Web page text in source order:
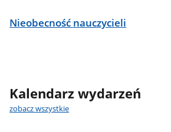
Nieobecność nauczycieli
Kalendarz wydarzeń
zobacz wszystkie